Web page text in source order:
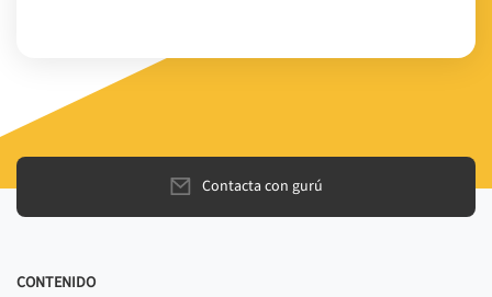
Contacta con gurú
CONTENIDO